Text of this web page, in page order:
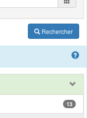
Rechercher
13